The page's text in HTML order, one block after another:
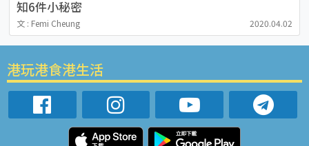
知6件小秘密
文 : Femi Cheung 2020.04.02
港玩港食港生活